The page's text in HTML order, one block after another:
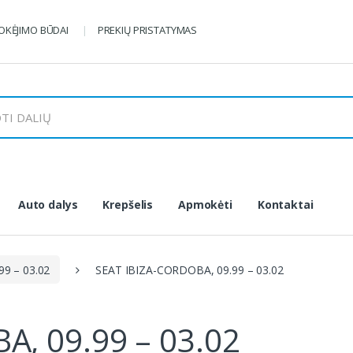
BŪDAI PREKIŲ PRISTATYMAS
Auto dalys Krepšelis Apmokėti Kontaktai
– 03.02 SEAT IBIZA-CORDOBA, 09.99 – 03.02
09.99 – 03.02